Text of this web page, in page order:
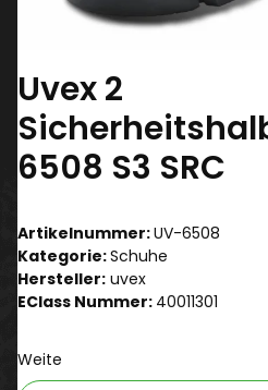
Uvex 2
6508 S3 SRC
Artikelnummer:UV-6508
Kategorie:Schuhe
Hersteller: uvex
EClass Nummer: 40011301
Weite